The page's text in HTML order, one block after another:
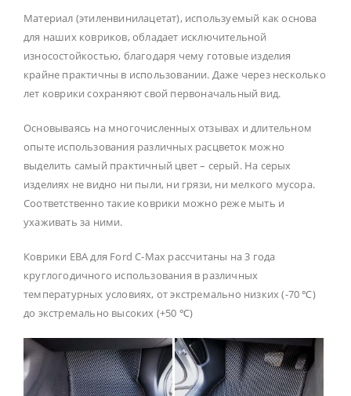
Материал (этиленвинилацетат), используемый как основа
для наших ковриков, обладает исключительной
износостойкостью, благодаря чему готовые изделия
крайне практичны в использовании. Даже через несколько
лет коврики сохраняют свой первоначальный вид.
Основываясь на многочисленных отзывах и длительном
опыте использования различных расцветок можно
выделить самый практичный цвет – серый. На серых
изделиях не видно ни пыли, ни грязи, ни мелкого мусора.
Соответственно такие коврики можно реже мыть и
ухаживать за ними.
Коврики ЕВА для Ford C-Max рассчитаны на 3 года
круглогодичного использования в различных
температурных условиях, от экстремально низких (-70 ℃)
до экстремально высоких (+50 ℃)